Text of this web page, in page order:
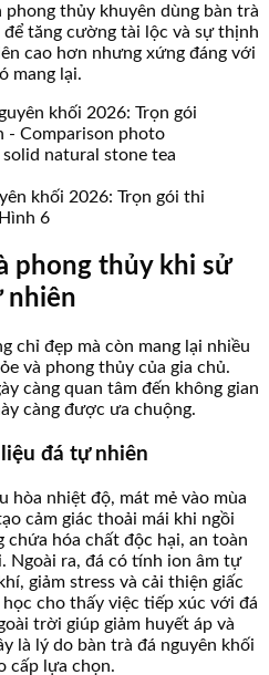
phong thủy khuyên dùng bàn trà
tăng cường tài lộc và sự thịnh
cao hơn nhưng xứng đáng với
mang lại.
khối 2026: Trọn gói thi
6
phong thủy khi sử
nhiên
chỉ đẹp mà còn mang lại nhiều
và phong thủy của gia chủ.
càng quan tâm đến không gian
càng được ưa chuộng.
đá tự nhiên
hòa nhiệt độ, mát mẻ vào mùa
cảm giác thoải mái khi ngồi
hóa chất độc hại, an toàn
Ngoài ra, đá có tính ion âm tự
giảm stress và cải thiện giấc
cho thấy việc tiếp xúc với đá
trời giúp giảm huyết áp và
là lý do bàn trà đá nguyên khối
cấp lựa chọn.